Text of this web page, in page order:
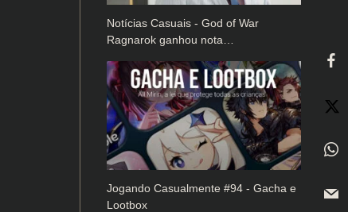
Notícias Casuais - God of War
Ragnarok ganhou nota…
Jogando Casualmente #94 - Gacha e
Lootbox